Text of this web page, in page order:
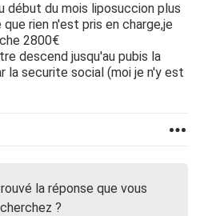
début du mois liposuccion plus
rien n'est pris en charge,je
2800€
descend jusqu'au pubis la
la securite social (moi je n'y est
la réponse que vous
?